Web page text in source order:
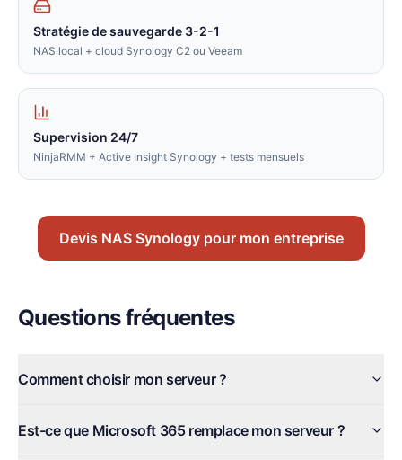
Stratégie de sauvegarde 3-2-1
NAS local + cloud Synology C2 ou Veeam
Supervision 24/7
NinjaRMM + Active Insight Synology + tests mensuels
Devis NAS Synology pour mon entreprise
Questions fréquentes
Comment choisir mon serveur ?
Est-ce que Microsoft 365 remplace mon serveur ?